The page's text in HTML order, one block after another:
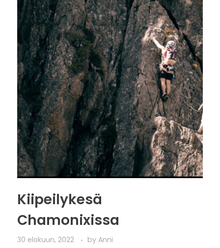
Kiipeilykesä
Chamonixissa
30 elokuun, 2022 by Anni